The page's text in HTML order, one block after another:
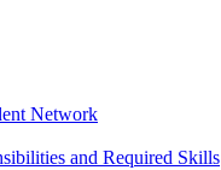
Network
and Required Skills